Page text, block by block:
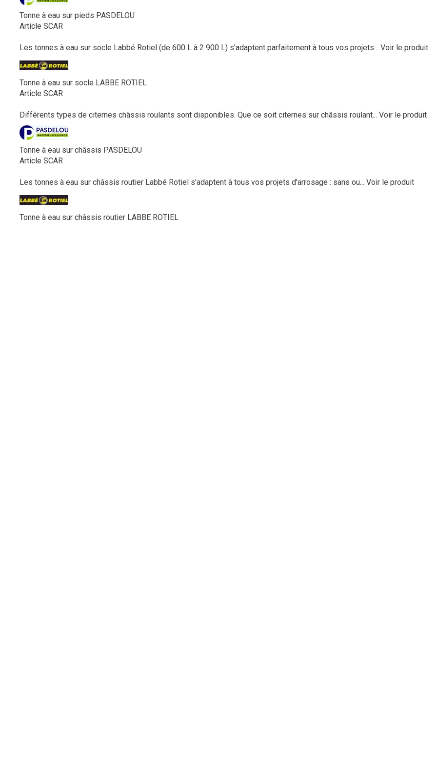
Tonne à eau sur pieds PASDELOU
Article SCAR
Les tonnes à eau sur socle Labbé Rotiel (de 600 L à 2 900 L) s'adaptent parfaitement à tous vos projets... Voir le produit
Tonne à eau sur socle LABBE ROTIEL
Article SCAR
Différents types de citernes châssis roulants sont disponibles. Que ce soit citernes sur châssis roulant... Voir le produit
Tonne à eau sur châssis PASDELOU
Article SCAR
Les tonnes à eau sur châssis routier Labbé Rotiel s'adaptent à tous vos projets d'arrosage : sans ou... Voir le produit
Tonne à eau sur châssis routier LABBE ROTIEL